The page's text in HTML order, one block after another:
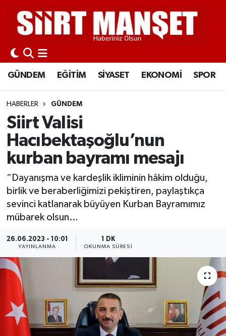
GÜNDEM EĞİTİM SİYASET EKONOMİ SPOR
HABERLER GÜNDEM
Siirt Valisi
Hacıbektaşoğlu’nun
kurban bayramı mesajı
“Dayanışma ve kardeşlik ikliminin hâkim olduğu,
birlik ve beraberliğimizi pekiştiren, paylaştıkça
sevinci katlanarak büyüyen Kurban Bayramımız
mübarek olsun…
26.06.2023 - 10:01
YAYINLANMA
1 DK
OKUNMA SÜRESI
GÜNDEM
EĞİTİM
SİYASET
EKONOMİ
SPOR
KÜLTÜR-SANAT
SAĞLIK-YAŞAM
Siirt Nöbetçi Eczaneler
Siirt Hava Durumu
Siirt Namaz Vakitleri
Siirt Trafik Yoğunluk Haritası
Süper Lig Puan Durumu ve Fikstür
Tüm Manşetler
Son Dakika Haberleri
Haber Arşivi